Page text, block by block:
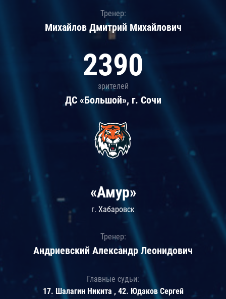
Тренер:
Михайлов Дмитрий Михайлович
2390
зрителей
ДС «Большой», г. Сочи
«Амур»
г. Хабаровск
Тренер:
Андриевский Александр Леонидович
Главные судьи:
17. Шалагин Никита , 42. Юдаков Сергей